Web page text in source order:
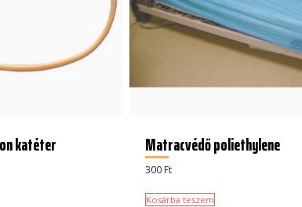
katéter Matracvédő poliethylene
300 Ft
Kosárba teszem